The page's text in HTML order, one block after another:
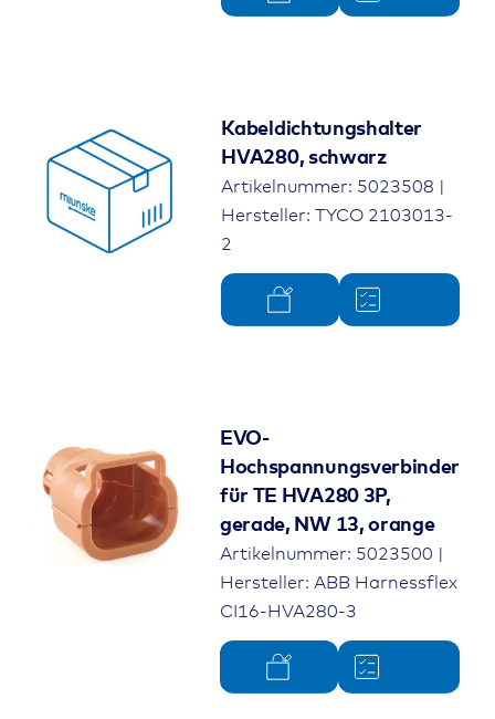
Kabeldichtungshalter
HVA280, schwarz
Artikelnummer: 5023508 |
Hersteller: TYCO 2103013-
2
EVO-
Hochspannungsverbinder
für TE HVA280 3P,
gerade, NW 13, orange
Artikelnummer: 5023500 |
Hersteller: ABB Harnessflex
CI16-HVA280-3